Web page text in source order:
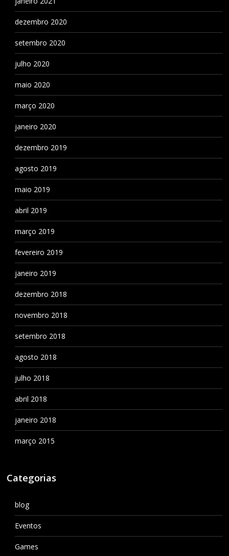
dezembro 2020
setembro 2020
julho 2020
maio 2020
março 2020
janeiro 2020
dezembro 2019
agosto 2019
maio 2019
abril 2019
março 2019
fevereiro 2019
janeiro 2019
dezembro 2018
novembro 2018
setembro 2018
agosto 2018
julho 2018
abril 2018
janeiro 2018
março 2015
Categorias
blog
Eventos
Games